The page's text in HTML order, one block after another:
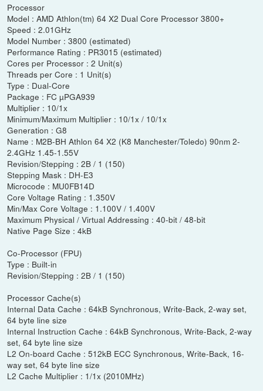
Processor
Model : AMD Athlon(tm) 64 X2 Dual Core Processor 3800+
Speed : 2.01GHz
Model Number : 3800 (estimated)
Performance Rating : PR3015 (estimated)
Cores per Processor : 2 Unit(s)
Threads per Core : 1 Unit(s)
Type : Dual-Core
Package : FC µPGA939
Multiplier : 10/1x
Minimum/Maximum Multiplier : 10/1x / 10/1x
Generation : G8
Name : M2B-BH Athlon 64 X2 (K8 Manchester/Toledo) 90nm 2-
2.4GHz 1.45-1.55V
Revision/Stepping : 2B / 1 (150)
Stepping Mask : DH-E3
Microcode : MU0FB14D
Core Voltage Rating : 1.350V
Min/Max Core Voltage : 1.100V / 1.400V
Maximum Physical / Virtual Addressing : 40-bit / 48-bit
Native Page Size : 4kB
Co-Processor (FPU)
Type : Built-in
Revision/Stepping : 2B / 1 (150)
Processor Cache(s)
Internal Data Cache : 64kB Synchronous, Write-Back, 2-way set,
64 byte line size
Internal Instruction Cache : 64kB Synchronous, Write-Back, 2-way
set, 64 byte line size
L2 On-board Cache : 512kB ECC Synchronous, Write-Back, 16-
way set, 64 byte line size
L2 Cache Multiplier : 1/1x (2010MHz)